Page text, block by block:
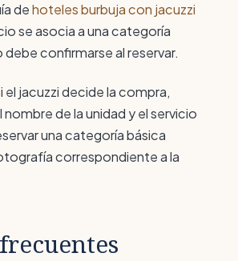
dehoteles burbuja con jacuzzi
se asocia a una categoría
confirmarse al reservar.
el jacuzzi decide la compra,
de la unidad y el servicio
una categoría básica
correspondiente a la